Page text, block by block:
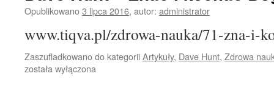
Opublikowano3 lipca 2016, autor: administrator
www.tiqva.pl/zdrowa-nauka/71-zna-i-
Zaszufladkowano do kategoriiArtykuły, Dave Hunt, Zdrowa
została wyłączona